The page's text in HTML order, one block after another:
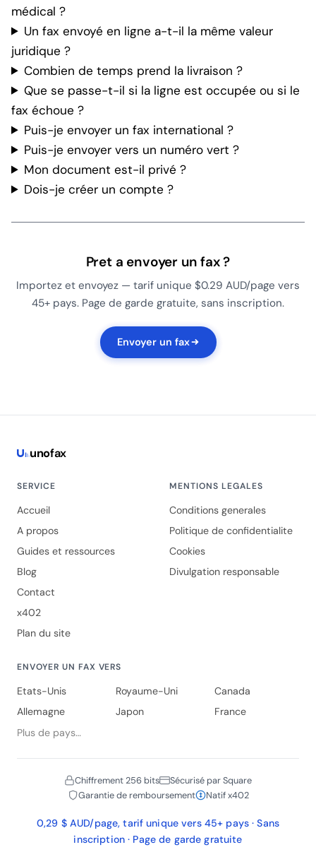
médical ?
Un fax envoyé en ligne a-t-il la même valeur
juridique ?
Combien de temps prend la livraison ?
Que se passe-t-il si la ligne est occupée ou si le
fax échoue ?
Puis-je envoyer un fax international ?
Puis-je envoyer vers un numéro vert ?
Mon document est-il privé ?
Dois-je créer un compte ?
Pret a envoyer un fax ?
Importez et envoyez — tarif unique $0.29 AUD/page vers
45+ pays. Page de garde gratuite, sans inscription.
Envoyer un fax
unofax
SERVICE
Accueil
A propos
Guides et ressources
Blog
Contact
x402
Plan du site
MENTIONS LEGALES
Conditions generales
Politique de confidentialite
Cookies
Divulgation responsable
ENVOYER UN FAX VERS
Etats-Unis Royaume-Uni
Canada
Allemagne
Japon
France
Plus de pays…
Chiffrement 256 bits
Sécurisé par Square
Garantie de remboursement
Natif x402
0,29 $ AUD/page, tarif unique vers 45+ pays · Sans
inscription · Page de garde gratuite